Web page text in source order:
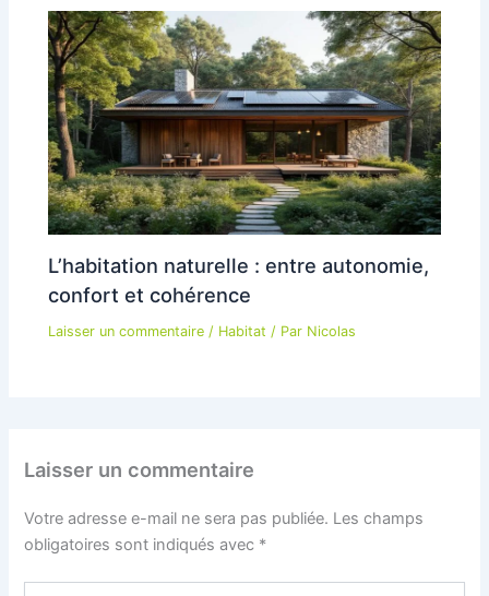
L’habitation naturelle : entre autonomie,
confort et cohérence
Laisser un commentaire / Habitat / Par Nicolas
Laisser un commentaire
Votre adresse e-mail ne sera pas publiée. Les champs
obligatoires sont indiqués avec *